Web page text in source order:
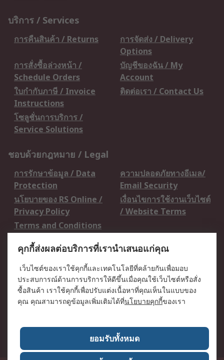
บริการ / Services
การคืนสินค้า / Returns
การจัดส่ง / Delivery
Options
การสั่งซื้อล่วงหน้า /
Schedule Orders
บัญชีของฉัน / My
Account
ใบกำกับภาษี / Invoice
Instructions
ติดต่อเรา / Contact Us
โซลูชั่นการบริการ /
Service Solutions
ชอบด้วยกฎหมาย / Legal
การรักษาข้อมูล / Data
Protection
ความปลอดภัยทางอีเมล/
Email Security
นโยบายของ RS Online /
Privacy Policy
เงื่อนไขการใช้งานเว็บไซต์
/ Website Terms
Terms and Conditions
เกี่ยวกับ RS / About RS
RS ทั่วโลก / RS
Worldwide
ข่าวประชาสัมพันธ์ / Press
Centre
บริษัทในเครือ RS /
วิธีการชำระเงิน /
เกี่ยวกับ RS / About RS
อาชีพที่ RS / Careers
คุกกี้ส่งผลต่อบริการที่เรานำเสนอแก่คุณ
เว็บไซต์ของเราใช้คุกกี้และเทคโนโลยีที่คล้ายกันเพื่อมอบ
ประสบการณ์ด้านการบริการให้ดีขึ้นเมื่อคุณใช้เว็บไซต์หรือสั่ง
ซื้อสินค้า เราใช้คุกกี้เพื่อปรับแต่งเนื้อหาที่คุณเห็นในแบบของ
คุณ คุณสามารถดูข้อมูลเพิ่มเติมได้ที่นโยบายคุกกี้ของเรา
ยอมรับทั้งหมด